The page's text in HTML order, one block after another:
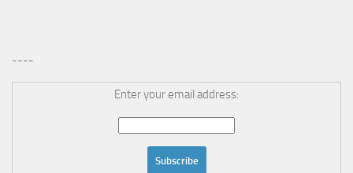
----
Enter your email address: